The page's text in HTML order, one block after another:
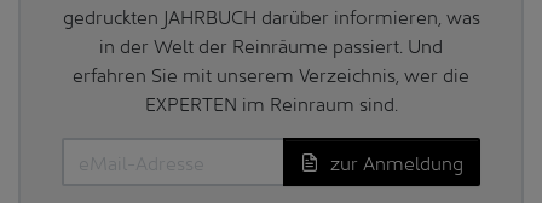
gedruckten JAHRBUCH darüber informieren, was
in der Welt der Reinräume passiert. Und
erfahren Sie mit unserem Verzeichnis, wer die
EXPERTEN im Reinraum sind.
zur Anmeldung